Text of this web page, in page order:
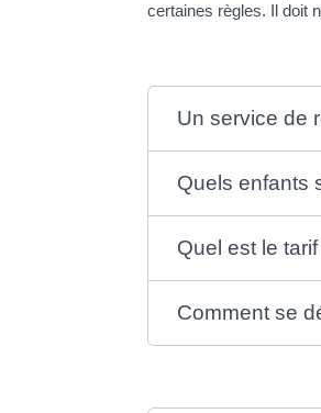
certaines règles. Il doit
Un service de
Quels enfants
Quel est le
Comment se